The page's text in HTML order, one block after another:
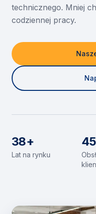
Kontakt
technicznego. Mniej
codziennej pracy.
38+
Lat na rynku